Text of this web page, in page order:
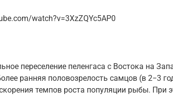
watch?v=3XzZQYc5AP0
переселение пеленгаса с Востока на
ранняя половозрелость самцов (в 2−3
темпов роста популяции рыбы. При